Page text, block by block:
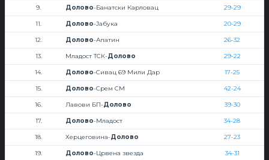
9. Долово-Банатски Карловац 29-29
11. Долово-Јабука 20-29
12. Долово-Апатин 26-32
13. Младост ТСК-Долово 29-22
14. Долово-Сивац 69 Мили Дар 17-25
15. Долово-Срем СМ 42-24
16. Лавови БП-Долово 39-30
17. Долово-Младост 34-28
18. Херцеговина-Долово 27-23
19. Долово-Црвена звезда 34-31